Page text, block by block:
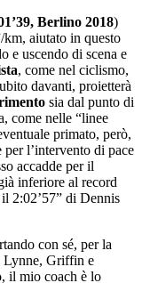
Berlino 2018)
km, aiutato in questo
e uscendo di scena e
, come nel ciclismo,
davanti, proietterà
sia dal punto di
come nelle “linee
primato, però,
l’intervento di pace
accadde per il
inferiore al record
2:02’57” di Dennis
con sé, per la
Lynne, Griffin e
il mio coach è lo